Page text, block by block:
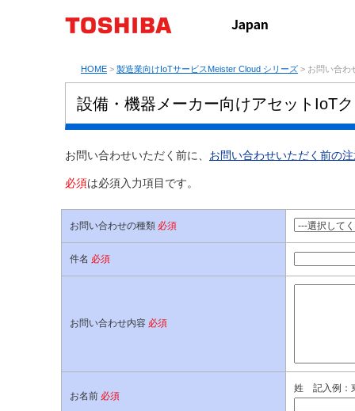
HOME > 製造業向けIoTサービスMeister Cloud シリーズ > お問い合わ
設備・機器メーカー向けアセットIoT
お問い合わせいただく前に、 お問い合わせいただく前の
必須は必須入力項目です。
お問い合わせの種類 必須
件名 必須
お問い合わせ内容 必須
お名前 必須
姓 記入例：